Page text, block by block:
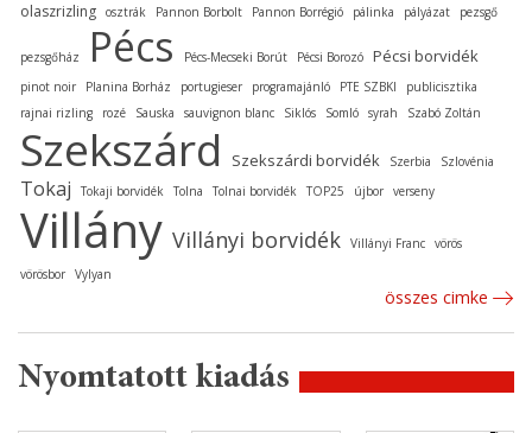
olaszrizling osztrák Pannon Borbolt Pannon Borrégió pálinka pályázat pezsgő
pezsgőház Pécs Pécs-Mecseki Borút Pécsi Borozó Pécsi borvidék
pinot noir Planina Borház portugieser programajánló PTE SZBKI
publicisztika
rajnai rizling
rozé Sauska sauvignon blanc Siklós Somló syrah Szabó Zoltán
Szekszárd Szekszárdi borvidék Szerbia Szlovénia
Tokaj Tokaji borvidék Tolna Tolnai borvidék TOP25 újbor verseny
Villány Villányi borvidék Villányi Franc vörös
vörösbor Vylyan
összes cimke
Nyomtatott kiadás